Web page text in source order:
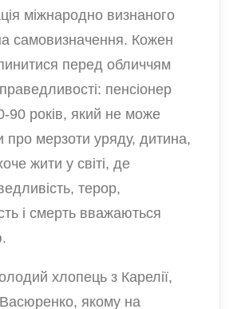
міжнародно визнаного
самовизначення. Кожен
перед обличчям
пенсіонер
90 років, який не може
про мерзоти уряду, дитина,
жити у світі, де
терор,
і смерть вважаються
хлопець з Карелії,
якому на